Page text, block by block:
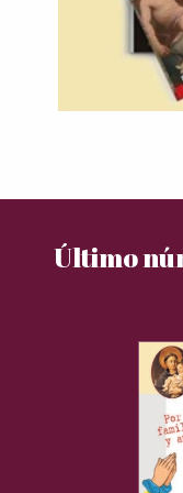
Último